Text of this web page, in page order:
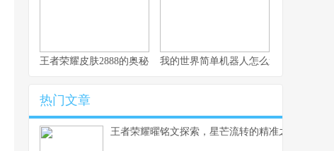
王者荣耀皮肤2888的奥秘，探寻顶级皮肤背后的设计哲学
我的世界简单机器人怎么造，简易红石
热门文章
王者荣耀曜铭文探索，星芒流转的精准之道,副标